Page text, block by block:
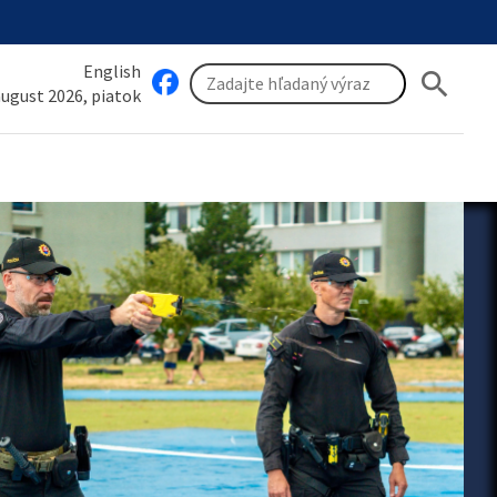
English
2026, piatok
search